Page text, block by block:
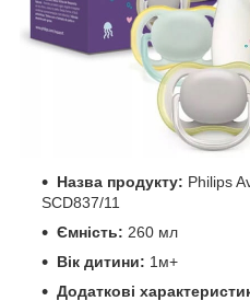
Назва продукту: Philips
SCD837/11
Ємність: 260 мл
Вік дитини: 1м+
Додаткові